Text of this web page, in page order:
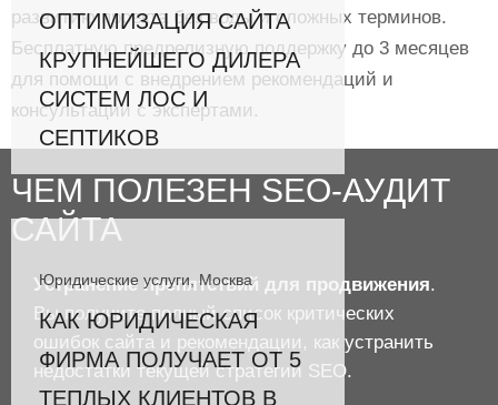
ОПТИМИЗАЦИЯ САЙТА
КРУПНЕЙШЕГО ДИЛЕРА
СИСТЕМ ЛОС И
СЕПТИКОВ
Юридические услуги, Москва
КАК ЮРИДИЧЕСКАЯ
ФИРМА ПОЛУЧАЕТ ОТ 5
ТЕПЛЫХ КЛИЕНТОВ В
развитию проекта без воды и сложных терминов.
Бесплатную предрелизную поддержку до 3 месяцев
для помощи с внедрением рекомендаций и
консультации с экспертами.
ЧЕМ ПОЛЕЗЕН SEO-АУДИТ
САЙТА
Устранение препятствий для продвижения.
Вы получите полный список критических
ошибок сайта и рекомендации, как устранить
недостатки текущей стратегии SEO.